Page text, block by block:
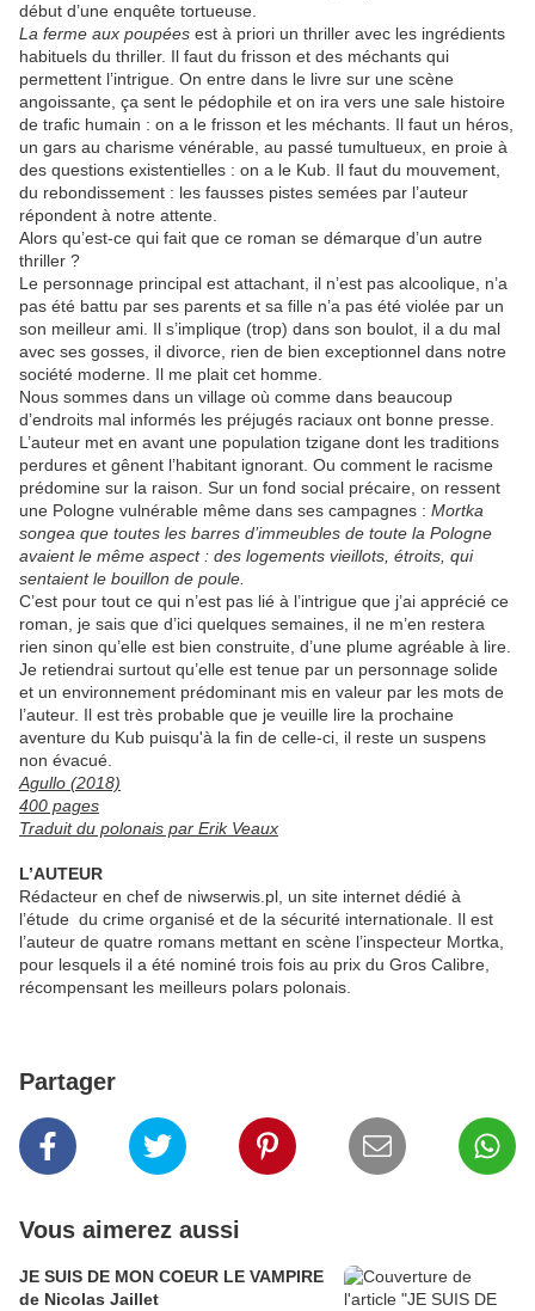
début d’une enquête tortueuse.
La ferme aux poupées est à priori un thriller avec les ingrédients
habituels du thriller. Il faut du frisson et des méchants qui
permettent l’intrigue. On entre dans le livre sur une scène
angoissante, ça sent le pédophile et on ira vers une sale histoire
de trafic humain : on a le frisson et les méchants. Il faut un héros,
un gars au charisme vénérable, au passé tumultueux, en proie à
des questions existentielles : on a le Kub. Il faut du mouvement,
du rebondissement : les fausses pistes semées par l’auteur
répondent à notre attente.
Alors qu’est-ce qui fait que ce roman se démarque d’un autre
thriller ?
Le personnage principal est attachant, il n’est pas alcoolique, n’a
pas été battu par ses parents et sa fille n’a pas été violée par un
son meilleur ami. Il s’implique (trop) dans son boulot, il a du mal
avec ses gosses, il divorce, rien de bien exceptionnel dans notre
société moderne. Il me plait cet homme.
Nous sommes dans un village où comme dans beaucoup
d’endroits mal informés les préjugés raciaux ont bonne presse.
L’auteur met en avant une population tzigane dont les traditions
perdures et gênent l’habitant ignorant. Ou comment le racisme
prédomine sur la raison. Sur un fond social précaire, on ressent
une Pologne vulnérable même dans ses campagnes : Mortka
songea que toutes les barres d’immeubles de toute la Pologne
avaient le même aspect : des logements vieillots, étroits, qui
sentaient le bouillon de poule.
C’est pour tout ce qui n’est pas lié à l’intrigue que j’ai apprécié ce
roman, je sais que d’ici quelques semaines, il ne m’en restera
rien sinon qu’elle est bien construite, d’une plume agréable à lire.
Je retiendrai surtout qu’elle est tenue par un personnage solide
et un environnement prédominant mis en valeur par les mots de
l’auteur. Il est très probable que je veuille lire la prochaine
aventure du Kub puisqu'à la fin de celle-ci, il reste un suspens
non évacué.
Agullo (2018)
400 pages
Traduit du polonais par Erik Veaux
L’AUTEUR
Rédacteur en chef de niwserwis.pl, un site internet dédié à
l’étude du crime organisé et de la sécurité internationale. Il est
l’auteur de quatre romans mettant en scène l’inspecteur Mortka,
pour lesquels il a été nominé trois fois au prix du Gros Calibre,
récompensant les meilleurs polars polonais.
Partager
Vous aimerez aussi
JE SUIS DE MON COEUR LE VAMPIRE
de Nicolas Jaillet